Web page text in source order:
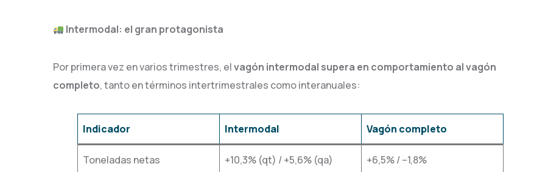
Intermodal: el gran protagonista
Por primera vez en varios trimestres, elvagón intermodal supera en comportamiento al vagón
completo, tanto en términos intertrimestrales como interanuales:
Indicador Intermodal Vagón completo
Toneladas netas +10,3% (qt) / +5,6% (qa) +6,5% / –1,8%